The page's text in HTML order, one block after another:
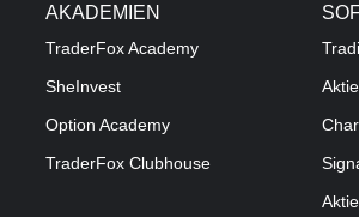
AKADEMIEN
TraderFox Academy
SheInvest
Option Academy
TraderFox Clubhouse